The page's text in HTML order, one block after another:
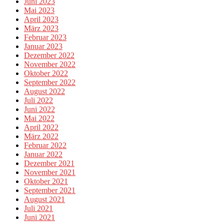
Mai 2023
April 2023
März 2023
Februar 2023
Januar 2023
Dezember 2022
November 2022
Oktober 2022
September 2022
August 2022
Juli 2022
Juni 2022
Mai 2022
April 2022
März 2022
Februar 2022
Januar 2022
Dezember 2021
November 2021
Oktober 2021
September 2021
August 2021
Juli 2021
Juni 2021